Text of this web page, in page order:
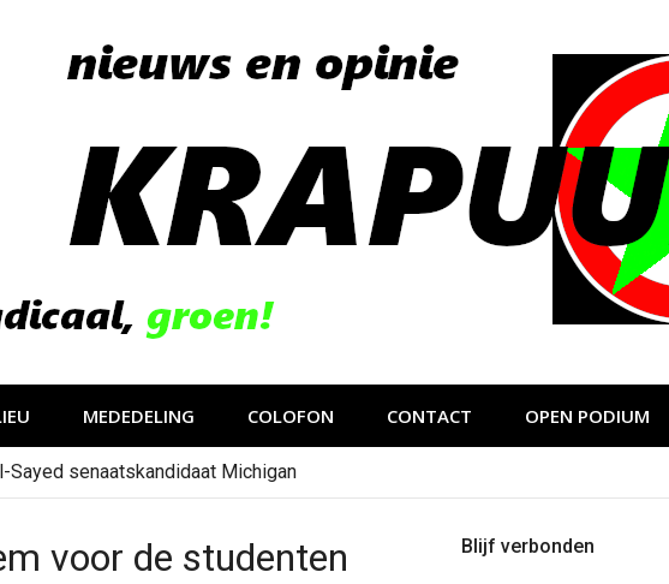
MEDEDELING COLOFON CONTACT OPEN PODIUM
Sayed senaatskandidaat Michigan
voor de studenten Blijf verbonden